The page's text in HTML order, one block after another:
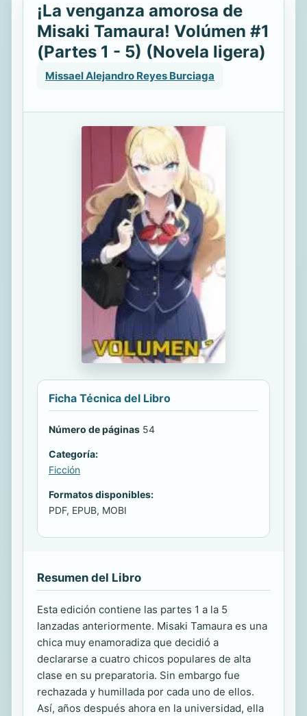
¡La venganza amorosa de
Misaki Tamaura! Volúmen #1
(Partes 1 - 5) (Novela ligera)
Missael Alejandro Reyes Burciaga
Ficha Técnica del Libro
Número de páginas 54
Categoría:
Ficción
Formatos disponibles:
PDF, EPUB, MOBI
Resumen del Libro
Esta edición contiene las partes 1 a la 5
lanzadas anteriormente. Misaki Tamaura es una
chica muy enamoradiza que decidió a
declararse a cuatro chicos populares de alta
clase en su preparatoria. Sin embargo fue
rechazada y humillada por cada uno de ellos.
Así, años después ahora en la universidad, ella